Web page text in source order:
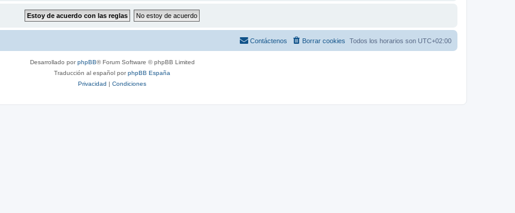
Todos los horarios son UTC+02:00
Borrar cookies
Contáctenos
Desarrollado porphpBB® Forum Software © phpBB Limited
Traducción al español porphpBB España
Privacidad | Condiciones